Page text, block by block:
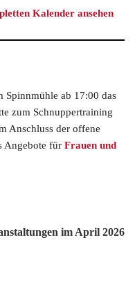
Kalender ansehen
Spinnmühle ab 17:00 das
zum Schnuppertraining
Anschluss der offene
Angebote für Frauen und
im April 2026